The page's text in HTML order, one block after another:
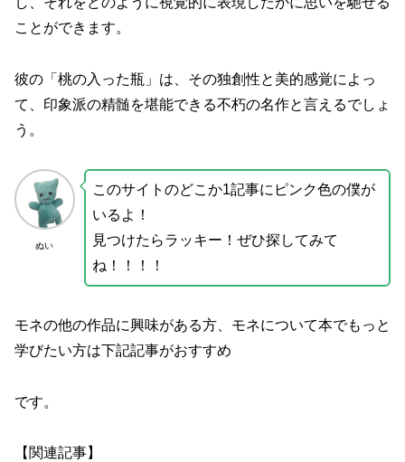
ことができます。
彼の「桃の入った瓶」は、その独創性と美的感覚によっ
て、印象派の精髄を堪能できる不朽の名作と言えるでしょ
う。
ぬい
このサイトのどこか1記事にピンク色の僕が
いるよ！
見つけたらラッキー！ぜひ探してみて
ね！！！！
モネの他の作品に興味がある方、モネについて本でもっと
学びたい方は下記記事がおすすめ
です。
【関連記事】